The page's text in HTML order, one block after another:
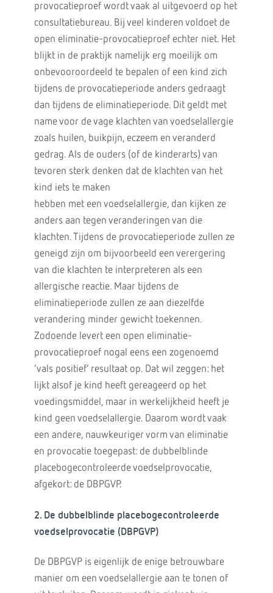
provocatieproef wordt vaak al uitgevoerd op het
consultatiebureau. Bij veel kinderen voldoet de
open eliminatie-provocatieproef echter niet. Het
blijkt in de praktijk namelijk erg moeilijk om
onbevooroordeeld te bepalen of een kind zich
tijdens de provocatieperiode anders gedraagt
dan tijdens de eliminatieperiode. Dit geldt met
name voor de vage klachten van voedselallergie
zoals huilen, buikpijn, eczeem en veranderd
gedrag. Als de ouders (of de kinderarts) van
tevoren sterk denken dat de klachten van het
kind iets te maken
hebben met een voedselallergie, dan kijken ze
anders aan tegen veranderingen van die
klachten. Tijdens de provocatieperiode zullen ze
geneigd zijn om bijvoorbeeld een verergering
van die klachten te interpreteren als een
allergische reactie. Maar tijdens de
eliminatieperiode zullen ze aan diezelfde
verandering minder gewicht toekennen.
Zodoende levert een open eliminatie-
provocatieproef nogal eens een zogenoemd
‘vals positief’ resultaat op. Dat wil zeggen: het
lijkt alsof je kind heeft gereageerd op het
voedingsmiddel, maar in werkelijkheid heeft je
kind geen voedselallergie. Daarom wordt vaak
een andere, nauwkeuriger vorm van eliminatie
en provocatie toegepast: de dubbelblinde
placebogecontroleerde voedselprovocatie,
afgekort: de DBPGVP.
2. De dubbelblinde placebogecontroleerde
voedselprovocatie (DBPGVP)
De DBPGVP is eigenlijk de enige betrouwbare
manier om een voedselallergie aan te tonen of